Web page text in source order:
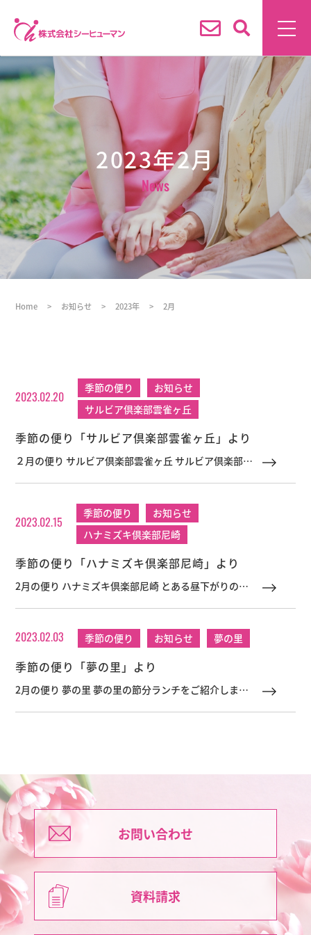
2023年2月
News
Home > お知らせ >2023年 >2月
2023.02.20
季節の便り
お知らせ
サルビア倶楽部雲雀ヶ丘
季節の便り「サルビア倶楽部雲雀ヶ丘」より
２月の便り サルビア倶楽部雲雀ヶ丘 サルビア倶楽部雲
2023.02.15
季節の便り
お知らせ
ハナミズキ倶楽部尼崎
季節の便り「ハナミズキ倶楽部尼崎」より
2月の便り ハナミズキ倶楽部尼崎 とある昼下がりの、
2023.02.03 季節の便り お知らせ 夢の里
季節の便り「夢の里」より
2月の便り 夢の里 夢の里の節分ランチをご紹介しま
お問い合わせ
資料請求